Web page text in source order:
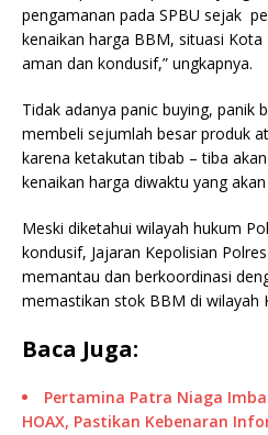
pengamanan pada SPBU sejak
kenaikan harga BBM, situasi
aman dan kondusif,” ungkapnya.
Tidak adanya panic buying, panik
membeli sejumlah besar produk
karena ketakutan tibab – tiba
kenaikan harga diwaktu yang
Meski diketahui wilayah hukum
kondusif, Jajaran Kepolisian
memantau dan berkoordinasi
memastikan stok BBM di wilayah
Baca Juga:
Pertamina Patra Niaga
HOAX, Pastikan Kebenaran